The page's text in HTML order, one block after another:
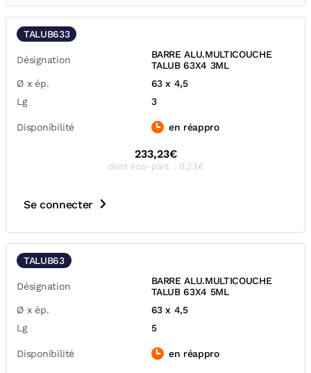
TALUB633
Désignation
BARRE ALU.MULTICOUCHE
TALUB 63X4 3ML
Ø x ép.
63 x 4,5
Lg
3
Disponibilité en réappro
233,23€
dont éco-part. : 0,23€
Se connecter
TALUB63
Désignation
BARRE ALU.MULTICOUCHE
TALUB 63X4 5ML
Ø x ép.
63 x 4,5
Lg
5
Disponibilité en réappro